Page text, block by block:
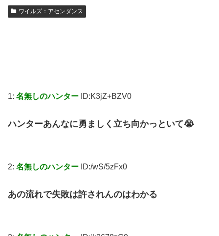
ワイルズ：アセンダンス
1: 名無しのハンター ID:K3jZ+BZV0
ハンターあんなに勇ましく立ち向かっといて😭
2: 名無しのハンター ID:/wS/5zFx0
あの流れで失敗は許されんのはわかる